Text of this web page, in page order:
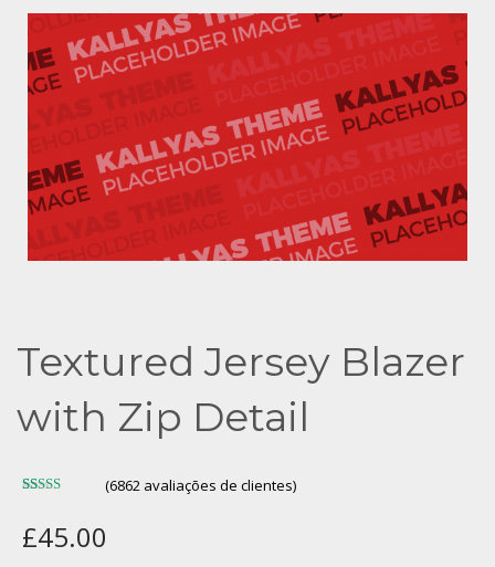
Textured Jersey Blazer
with Zip Detail
3.12de
5, com
(6862 avaliações de clientes)
£45.00